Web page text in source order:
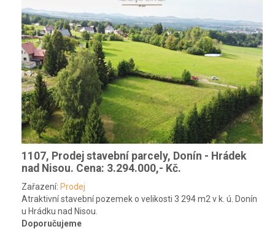
1107, Prodej stavební parcely, Donín - Hrádek
nad Nisou. Cena: 3.294.000,- Kč.
Zařazení: Prodej
Atraktivní stavební pozemek o velikosti 3 294 m2 v k. ú. Donín
u Hrádku nad Nisou.
Doporučujeme